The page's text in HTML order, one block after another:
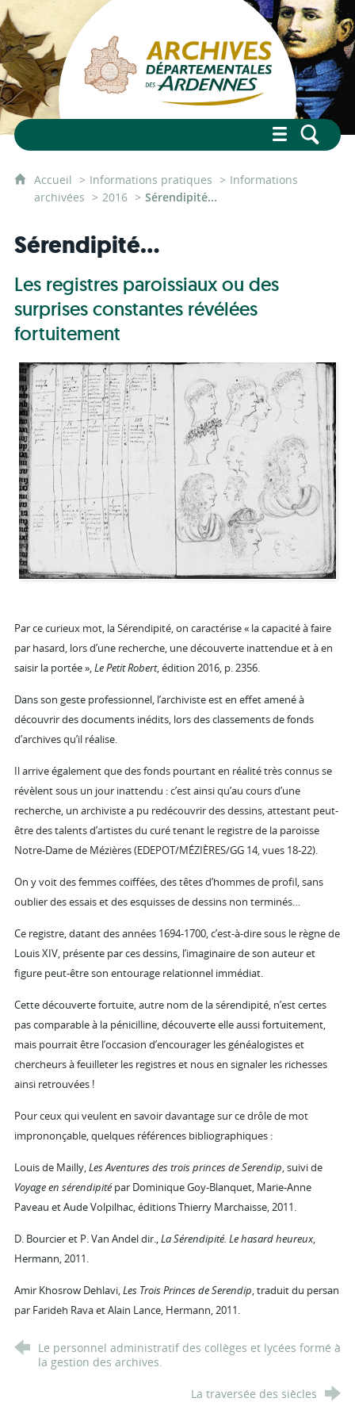
Accueil Informations pratiques
Informations
archivées
2016 Sérendipité...
Sérendipité...
Les registres paroissiaux ou des
surprises constantes révélées
fortuitement
Par ce curieux mot, la Sérendipité, on caractérise « la capacité à faire
par hasard, lors d’une recherche, une découverte inattendue et à en
saisir la portée »,Le Petit Robert, édition 2016, p. 2356.
Dans son geste professionnel, l’archiviste est en effet amené à
découvrir des documents inédits, lors des classements de fonds
d’archives qu’il réalise.
Il arrive également que des fonds pourtant en réalité très connus se
révèlent sous un jour inattendu : c’est ainsi qu’au cours d’une
recherche, un archiviste a pu redécouvrir des dessins, attestant peut-
être des talents d’artistes du curé tenant le registre de la paroisse
Notre-Dame de Mézières (EDEPOT/MÉZIÈRES/GG 14, vues 18-22).
On y voit des femmes coiffées, des têtes d’hommes de profil, sans
oublier des essais et des esquisses de dessins non terminés…
Ce registre, datant des années 1694-1700, c’est-à-dire sous le règne de
Louis XIV, présente par ces dessins, l’imaginaire de son auteur et
figure peut-être son entourage relationnel immédiat.
Cette découverte fortuite, autre nom de la sérendipité, n’est certes
pas comparable à la pénicilline, découverte elle aussi fortuitement,
mais pourrait être l’occasion d’encourager les généalogistes et
chercheurs à feuilleter les registres et nous en signaler les richesses
ainsi retrouvées !
Pour ceux qui veulent en savoir davantage sur ce drôle de mot
imprononçable, quelques références bibliographiques :
Louis de Mailly,Les Aventures des trois princes de Serendip, suivi de
Voyage en sérendipitépar Dominique Goy-Blanquet, Marie-Anne
Paveau et Aude Volpilhac, éditions Thierry Marchaisse, 2011.
D. Bourcier et P. Van Andel dir.,La Sérendipité. Le hasard heureux,
Hermann, 2011.
Amir Khosrow Dehlavi,Les Trois Princes de Serendip, traduit du persan
par Farideh Rava et Alain Lance, Hermann, 2011.
Le personnel administratif des collèges et lycées formé à
la gestion des archives.
La traversée des siècles